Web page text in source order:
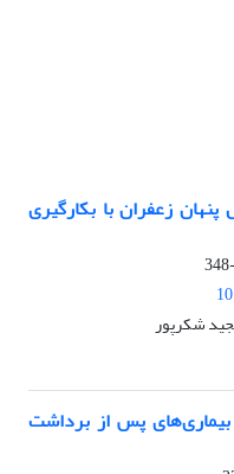
زعفران با بکارگیری
شکرپور
پس از برداشت